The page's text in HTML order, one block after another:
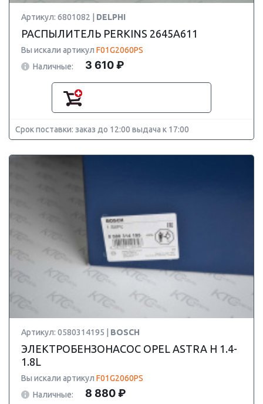
Артикул: 6801082 | DELPHI
РАСПЫЛИТЕЛЬ PERKINS 2645A611
Вы искали артикул F01G2060PS
Наличные:
3 610 ₽
Срок поставки: заказ до 12:00 выдача к 17:00
Артикул: 0580314195 | BOSCH
ЭЛЕКТРОБЕНЗОНАСОС OPEL ASTRA H 1.4-
1.8L
Вы искали артикул F01G2060PS
Наличные:
8 880 ₽